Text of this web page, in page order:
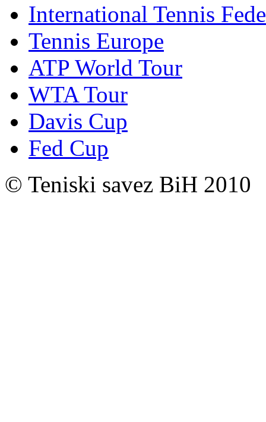
International Tennis
Tennis Europe
ATP World Tour
WTA Tour
Davis Cup
Fed Cup
© Teniski savez BiH 2010